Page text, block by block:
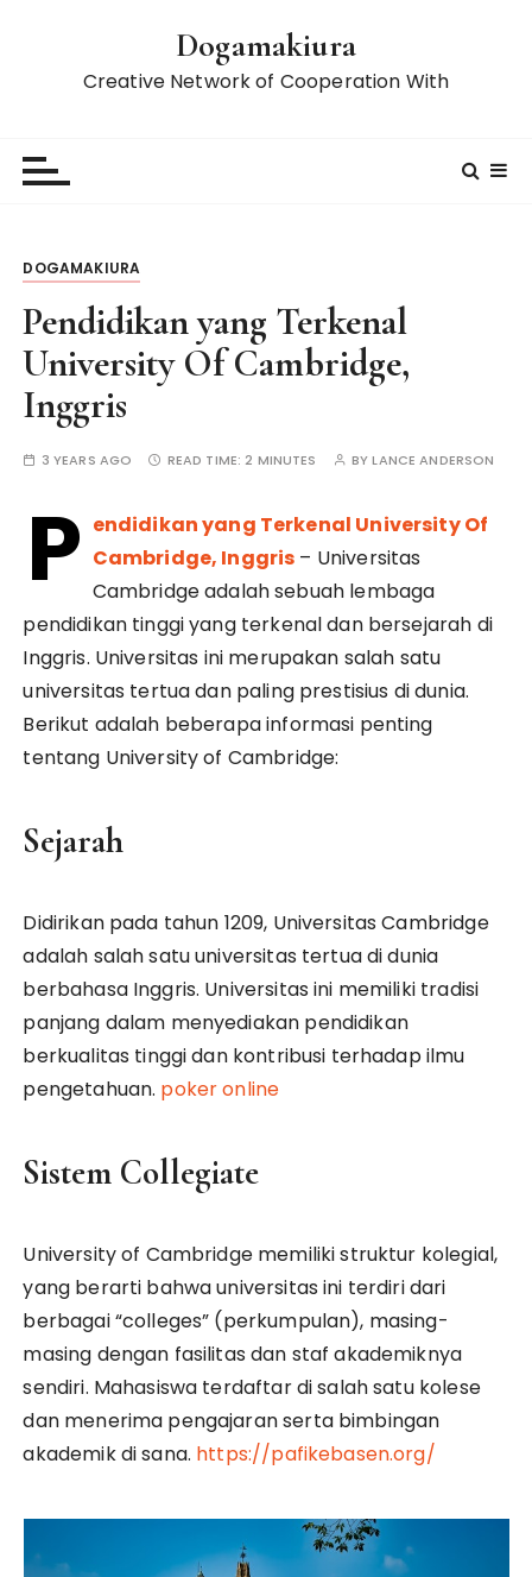
Dogamakiura
Creative Network of Cooperation With
DOGAMAKIURA
Pendidikan yang Terkenal
University Of Cambridge,
Inggris
3 YEARS AGO READ TIME:2 MINUTES BYLANCE ANDERSON
P endidikan yang Terkenal University Of
Cambridge, Inggris – Universitas
Cambridge adalah sebuah lembaga
pendidikan tinggi yang terkenal dan bersejarah di
Inggris. Universitas ini merupakan salah satu
universitas tertua dan paling prestisius di dunia.
Berikut adalah beberapa informasi penting
tentang University of Cambridge:
Sejarah
Didirikan pada tahun 1209, Universitas Cambridge
adalah salah satu universitas tertua di dunia
berbahasa Inggris. Universitas ini memiliki tradisi
panjang dalam menyediakan pendidikan
berkualitas tinggi dan kontribusi terhadap ilmu
pengetahuan. poker online
Sistem Collegiate
University of Cambridge memiliki struktur kolegial,
yang berarti bahwa universitas ini terdiri dari
berbagai “colleges” (perkumpulan), masing-
masing dengan fasilitas dan staf akademiknya
sendiri. Mahasiswa terdaftar di salah satu kolese
dan menerima pengajaran serta bimbingan
akademik di sana. https://pafikebasen.org/